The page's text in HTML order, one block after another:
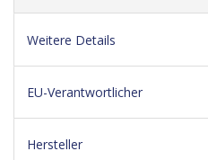
Weitere Details
EU-Verantwortlicher
Hersteller